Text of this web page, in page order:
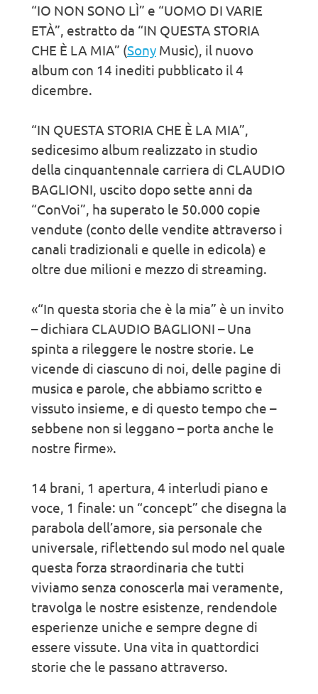
“IO NON SONO LÌ” e “UOMO DI VARIE
ETÀ”, estratto da “IN QUESTA STORIA
CHE È LA MIA” (Sony Music), il nuovo
album con 14 inediti pubblicato il 4
dicembre.
“IN QUESTA STORIA CHE È LA MIA”,
sedicesimo album realizzato in studio
della cinquantennale carriera di CLAUDIO
BAGLIONI, uscito dopo sette anni da
“ConVoi”, ha superato le 50.000 copie
vendute (conto delle vendite attraverso i
canali tradizionali e quelle in edicola) e
oltre due milioni e mezzo di streaming.
«“In questa storia che è la mia” è un invito
– dichiara CLAUDIO BAGLIONI – Una
spinta a rileggere le nostre storie. Le
vicende di ciascuno di noi, delle pagine di
musica e parole, che abbiamo scritto e
vissuto insieme, e di questo tempo che –
sebbene non si leggano – porta anche le
nostre firme».
14 brani, 1 apertura, 4 interludi piano e
voce, 1 finale: un “concept” che disegna la
parabola dell’amore, sia personale che
universale, riflettendo sul modo nel quale
questa forza straordinaria che tutti
viviamo senza conoscerla mai veramente,
travolga le nostre esistenze, rendendole
esperienze uniche e sempre degne di
essere vissute. Una vita in quattordici
storie che le passano attraverso.